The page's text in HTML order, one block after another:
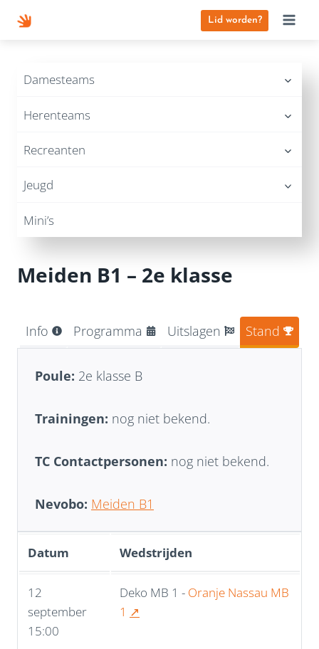
naar
Lid worden?
Damesteams
Herenteams
Recreanten
Jeugd
Mini’s
Meiden B1 – 2e klasse
Info Programma Uitslagen Stand
Poule: 2e klasse B
Trainingen: nog niet bekend.
TC Contactpersonen: nog niet bekend.
Nevobo: Meiden B1
Datum Wedstrijden
12
september
15:00
Deko MB 1 - Oranje Nassau MB
1 ↗